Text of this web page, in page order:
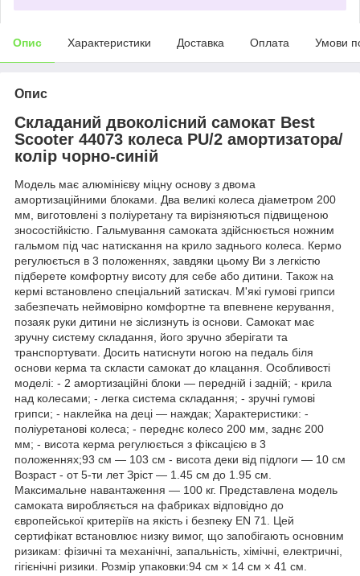
Опис Характеристики Доставка Оплата Умови
Опис
Складаний двоколісний самокат Best
Scooter 44073 колеса PU/2 амортизатора/
колір чорно-синій
Модель має алюмінієву міцну основу з двома
амортизаційними блоками. Два великі колеса діаметром 200
мм, виготовлені з поліуретану та вирізняються підвищеною
зносостійкістю. Гальмування самоката здійснюється ножним
гальмом під час натискання на крило заднього колеса. Кермо
регулюється в 3 положеннях, завдяки цьому Ви з легкістю
підберете комфортну висоту для себе або дитини. Також на
кермі встановлено спеціальний затискач. М'які гумові грипси
забезпечать неймовірно комфортне та впевнене керування,
позаяк руки дитини не зіслизнуть із основи. Самокат має
зручну систему складання, його зручно зберігати та
транспортувати. Досить натиснути ногою на педаль біля
основи керма та скласти самокат до клацання. Особливості
моделі: - 2 амортизаційні блоки — передній і задній; - крила
над колесами; - легка система складання; - зручні гумові
грипси; - наклейка на деці — наждак; Характеристики: -
поліуретанові колеса; - переднє колесо 200 мм, заднє 200
мм; - висота керма регулюється з фіксацією в 3
положеннях;93 см — 103 см - висота деки від підлоги — 10 см
Возраст - от 5-ти лет Зріст — 1.45 см до 1.95 см.
Максимальне навантаження — 100 кг. Представлена модель
самоката виробляється на фабриках відповідно до
європейської критеріїв на якість і безпеку EN 71. Цей
сертифікат встановлює низку вимог, що запобігають основним
ризикам: фізичні та механічні, запальність, хімічні, електричні,
гігієнічні ризики. Розмір упаковки:94 см × 14 см × 41 см.